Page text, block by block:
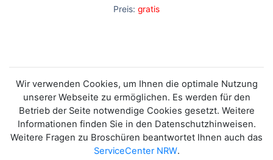
Preis: gratis
Wir verwenden Cookies, um Ihnen die optimale Nutzung
unserer Webseite zu ermöglichen. Es werden für den
Betrieb der Seite notwendige Cookies gesetzt. Weitere
Informationen finden Sie in den Datenschutzhinweisen.
Weitere Fragen zu Broschüren beantwortet Ihnen auch das
ServiceCenter NRW.